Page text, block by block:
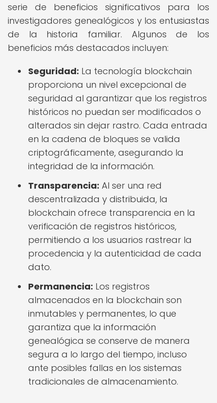
serie de beneficios significativos para los
investigadores genealógicos y los entusiastas
de la historia familiar. Algunos de los
beneficios más destacados incluyen:
Seguridad: La tecnología blockchain
proporciona un nivel excepcional de
seguridad al garantizar que los registros
históricos no puedan ser modificados o
alterados sin dejar rastro. Cada entrada
en la cadena de bloques se valida
criptográficamente, asegurando la
integridad de la información.
Transparencia: Al ser una red
descentralizada y distribuida, la
blockchain ofrece transparencia en la
verificación de registros históricos,
permitiendo a los usuarios rastrear la
procedencia y la autenticidad de cada
dato.
Permanencia: Los registros
almacenados en la blockchain son
inmutables y permanentes, lo que
garantiza que la información
genealógica se conserve de manera
segura a lo largo del tiempo, incluso
ante posibles fallas en los sistemas
tradicionales de almacenamiento.